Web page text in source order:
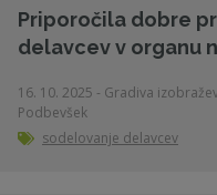
Priporočila dobre
delavcev v organu
16. 10. 2025 - Gradiva
Podbevšek
sodelovanje delavcev